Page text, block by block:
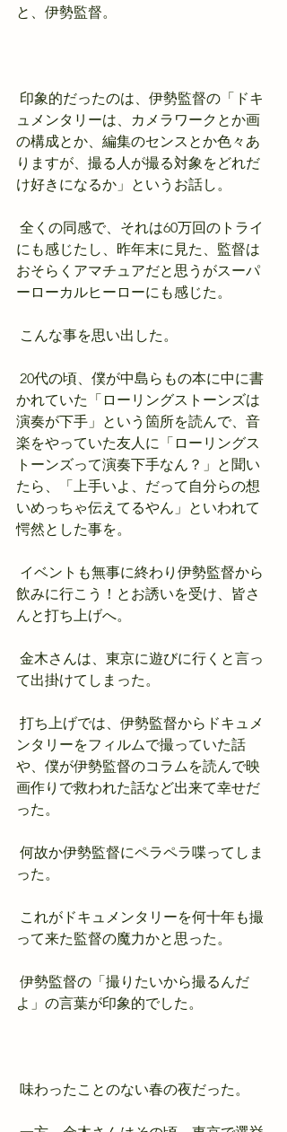
と、伊勢監督。
ュメンタリーは、カメラワークとか画
の構成とか、編集のセンスとか色々あ
りますが、撮る人が撮る対象をどれだ
け好きになるか」というお話し。
にも感じたし、昨年末に見た、監督は
おそらくアマチュアだと思うがスーパ
ーローカルヒーローにも感じた。
こんな事を思い出した。
かれていた「ローリングストーンズは
演奏が下手」という箇所を読んで、音
楽をやっていた友人に「ローリングス
トーンズって演奏下手なん？」と聞い
たら、「上手いよ、だって自分らの想
いめっちゃ伝えてるやん」といわれて
愕然とした事を。
飲みに行こう！とお誘いを受け、皆さ
んと打ち上げへ。
て出掛けてしまった。
ンタリーをフィルムで撮っていた話
や、僕が伊勢監督のコラムを読んで映
画作りで救われた話など出来て幸せだ
った。
った。
って来た監督の魔力かと思った。
よ」の言葉が印象的でした。
味わったことのない春の夜だった。